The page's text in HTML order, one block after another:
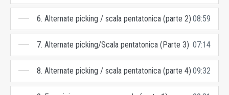
6. Alternate picking / scala pentatonica (parte 2) 08:59
7. Alternate picking/Scala pentatonica (Parte 3) 07:14
8. Alternate picking / scala pentatonica (parte 4) 09:32